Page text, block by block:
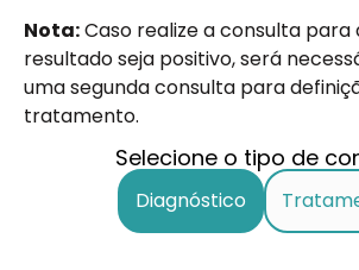
Nota:Caso realize a consulta para
resultado seja positivo, será
uma segunda consulta para
tratamento.
Selecione o tipo de
Diagnóstico